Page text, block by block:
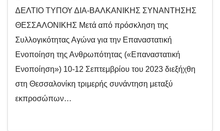
ΔΕΛΤΙΟ ΤΥΠΟΥ ΔΙΑ-ΒΑΛΚΑΝΙΚΗΣ ΣΥΝΑΝΤΗΣΗΣ
ΘΕΣΣΑΛΟΝΙΚΗΣ Μετά από πρόσκληση της
Συλλογικότητας Αγώνα για την Επαναστατική
Ενοποίηση της Ανθρωπότητας («Επαναστατική
Ενοποίηση») 10-12 Σεπτεμβρίου του 2023 διεξήχθη
στη Θεσσαλονίκη τριμερής συνάντηση μεταξύ
εκπροσώπων…